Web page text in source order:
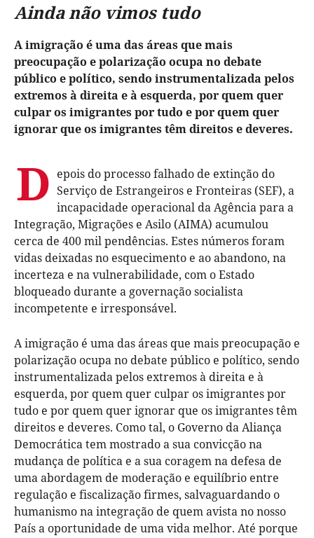
Ainda não vimos tudo
A imigração é uma das áreas que mais
preocupação e polarização ocupa no debate
público e político, sendo instrumentalizada pelos
extremos à direita e à esquerda, por quem quer
culpar os imigrantes por tudo e por quem quer
ignorar que os imigrantes têm direitos e deveres.
D epois do processo falhado de extinção do
Serviço de Estrangeiros e Fronteiras (SEF), a
incapacidade operacional da Agência para a
Integração, Migrações e Asilo (AIMA) acumulou
cerca de 400 mil pendências. Estes números foram
vidas deixadas no esquecimento e ao abandono, na
incerteza e na vulnerabilidade, com o Estado
bloqueado durante a governação socialista
incompetente e irresponsável.
A imigração é uma das áreas que mais preocupação e
polarização ocupa no debate público e político, sendo
instrumentalizada pelos extremos à direita e à
esquerda, por quem quer culpar os imigrantes por
tudo e por quem quer ignorar que os imigrantes têm
direitos e deveres. Como tal, o Governo da Aliança
Democrática tem mostrado a sua convicção na
mudança de política e a sua coragem na defesa de
uma abordagem de moderação e equilíbrio entre
regulação e fiscalização firmes, salvaguardando o
humanismo na integração de quem avista no nosso
País a oportunidade de uma vida melhor. Até porque